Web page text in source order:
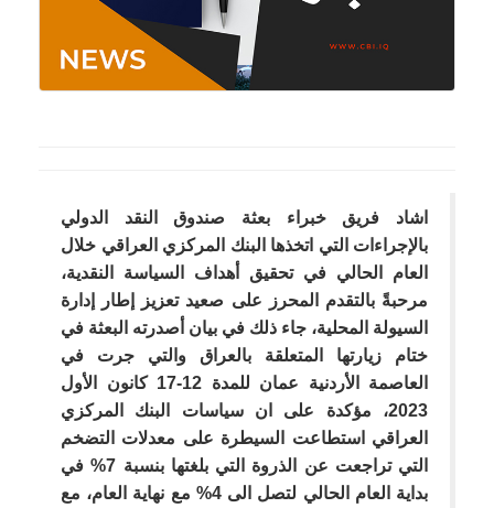
اشاد فريق خبراء بعثة صندوق النقد الدولي
بالإجراءات التي اتخذها البنك المركزي العراقي خلال
العام الحالي في تحقيق أهداف السياسة النقدية،
مرحبةً بالتقدم المحرز على صعيد تعزيز إطار إدارة
السيولة المحلية، جاء ذلك في بيان أصدرته البعثة في
ختام زيارتها المتعلقة بالعراق والتي جرت في
العاصمة الأردنية عمان للمدة 12-17 كانون الأول
2023، مؤكدة على ان سياسات البنك المركزي
العراقي استطاعت السيطرة على معدلات التضخم
التي تراجعت عن الذروة التي بلغتها بنسبة 7% في
بداية العام الحالي لتصل الى 4% مع نهاية العام، مع